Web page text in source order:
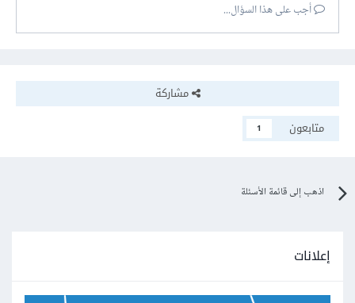
أجب على هذا السؤال...
مشاركة
متابعون
1
اذهب إلى قائمة الأسئلة
إعلانات